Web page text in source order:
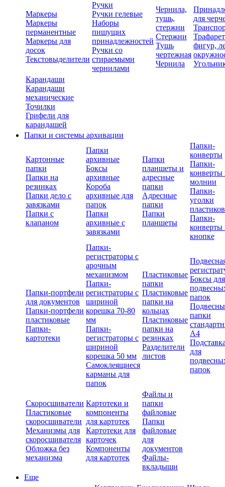
Маркеры
Маркеры
перманентные
Маркеры для
досок
Текстовыделители
Ручки
Ручки гелевые
Наборы
пишущих
принадлежностей
Ручки со
стираемыми
чернилами
Чернила,
тушь,
стержни
Стержни
Тушь
чертежная
Чернила
для
фигур,
Карандаши
Карандаши
механические
Точилки
Грифели для
карандашей
Папки и системы архивации
Картонные
папки
Папки на
резинках
Папки дело с
завязками
Папки с
клапаном
Папки
архивные
Боксы
архивные
Короба
архивные для
папок
Папки
архивные с
завязками
Папки
планшеты и
адресные
папки
Адресные
папки
Папки
планшеты
Папки-
конверты
Папки-
конверты
молнии
Папки-
уголки
Папки-
конверты
кнопке
Папки-портфели
для документов
Папки-портфели
пластиковые
Папки-
картотеки
Папки-
регистраторы с
арочным
механизмом
Папки-
регистраторы с
шириной
корешка 70-80
мм
Папки-
регистраторы с
шириной
корешка 50 мм
Самоклеящиеся
карманы для
папок
Пластиковые
папки
Пластиковые
папки на
кольцах
Пластиковые
папки на
резинках
Разделители
листов
Боксы для
папок
папки
А4
для
папок
Скоросшиватели
Пластиковые
скоросшиватели
Механизмы для
скоросшивателя
Обложка без
механизма
Картотеки и
компоненты
для картотек
Картотеки для
карточек
Компоненты
для картотек
Файлы и
папки
файловые
Папки
файловые
для
документов
Файлы-
вкладыши
Еще